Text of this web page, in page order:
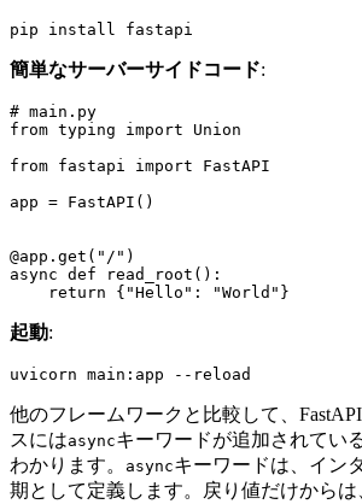
簡単なサーバーサイドコード:
# main.py
from typing import Union
from fastapi import FastAPI
app = FastAPI()
@app.get("/")
async def read_root():
起動:
他のフレームワークと比較して、
スにはasyncキーワードが追加されてい
わかります。
asyncキーワードは、イン
期として定義します。戻り値だけからは